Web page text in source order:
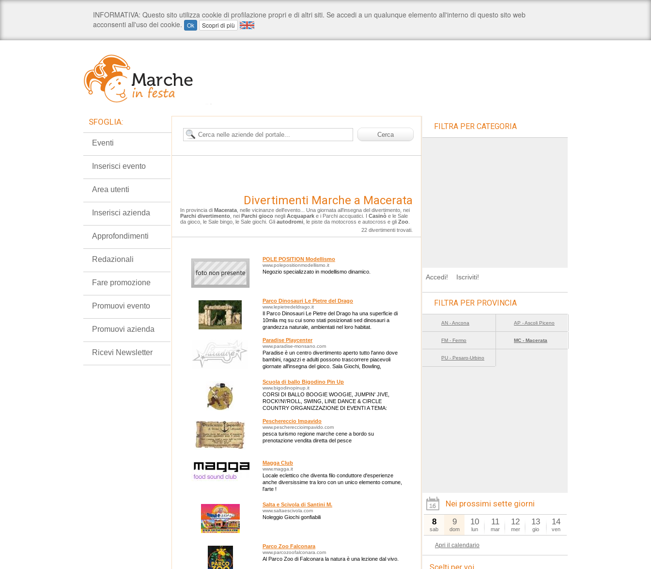
Divertimenti Marche a Macerata
In provincia di Macerata , nelle vicinanze dell'evento... Una giornata all'insegna del divertimento, nei
Parchi divertimento , nei Parchi gioco negli Acquapark e i Parchi accquatici. I Casinò e le Sale
da gioco, le Sale bingo, le Sale giochi. Gli autodromi , le piste da motocross e autocross e gli Zoo
22 divertimenti trovati.
POLE POSITION Modellismo
www.polepositionmodellismo.it
Negozio specializzato in modellismo dinamico.
Parco Dinosauri Le Pietre del Drago
www.lepietredeldrago.it
Il Parco Dinosauri Le Pietre del Drago ha una superficie di
10mila mq su cui sono stati posizionati sed dinosauri a
grandezza naturale, ambientati nel loro habitat.
Paradise Playcenter
www.paradise-monsano.com
Paradise è un centro divertimento aperto tutto l'anno dove
bambini, ragazzi e adulti possono trascorrere piacevoli
giornate all'insegna del gioco. Sala Giochi, Bowling,
Scuola di ballo Bigodino Pin Up
www.bigodinopinup.it
CORSI DI BALLO BOOGIE WOOGIE, JUMPIN' JIVE,
ROCK\'N\'ROLL, SWING, LINE DANCE & CIRCLE
COUNTRY ORGANIZZAZIONE DI EVENTI A TEMA:
COUNTRY, DISCO ANNI '70 -
Peschereccio Impavido
www.peschereccioimpavido.com
pesca turismo regione marche cene a bordo su
prenotazione vendita diretta del pesce
Magga Club
www.magga.it
Locale eclettico che diventa filo conduttore d'esperienze
anche diversissime tra loro con un unico elemento comune,
l'arte !
Salta e Scivola di Santini M.
www.saltaescivola.com
Noleggio Giochi gonfiabili
Parco Zoo Falconara
www.parcozoofalconara.com
Al Parco Zoo di Falconara la natura è una lezione dal vivo.
SFOGLIA:
Eventi
Inserisci evento
Area utenti
Inserisci azienda
Approfondimenti
Redazionali
Fare promozione
Promuovi evento
Promuovi azienda
Ricevi Newsletter
FILTRA PER CATEGORIA
Accedi! Iscriviti!
FILTRA PER PROVINCIA
AN - Ancona AP - Ascoli Piceno
FM - Fermo MC - Macerata
PU - Pesaro-Urbino
Nei prossimi sette giorni
8
sab
9
dom
10
lun
11
mar
12
mer
13
gio
14
ven
Apri il calendario